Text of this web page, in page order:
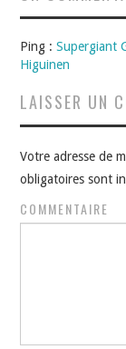
Ping :Supergiant
Higuinen
LAISSER UN
Votre adresse de
obligatoires sont
COMMENTAIRE